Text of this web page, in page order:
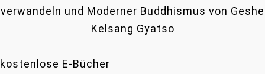
kostenlose E-Bücher